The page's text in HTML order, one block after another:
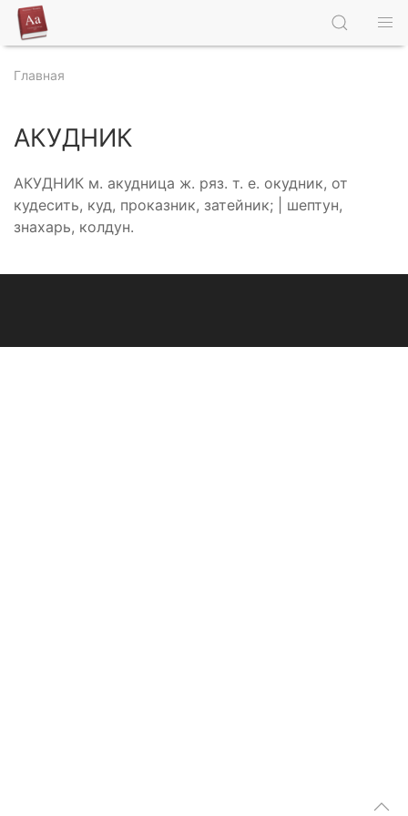
Главная
АКУДНИК
АКУДНИК м. акудница ж. ряз. т. е. окудник, от
кудесить, куд, проказник, затейник; | шептун,
знахарь, колдун.